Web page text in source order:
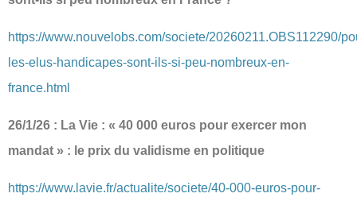
https://www.nouvelobs.com/societe/20260211.OBS112290/
les-elus-handicapes-sont-ils-si-peu-nombreux-en-
france.html
26/1/26 : La Vie : « 40 000 euros pour exercer mon
mandat » : le prix du validisme en politique
https://www.lavie.fr/actualite/societe/40-000-euros-pour-